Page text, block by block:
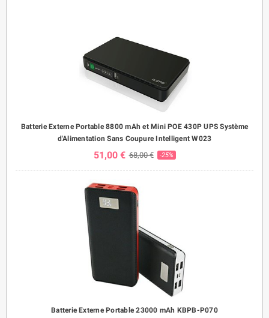
Batterie Externe Portable 8800 mAh et Mini POE 430P UPS Système
d'Alimentation Sans Coupure Intelligent W023
51,00 € 68,00 € -25%
Batterie Externe Portable 23000 mAh KBPB-P070